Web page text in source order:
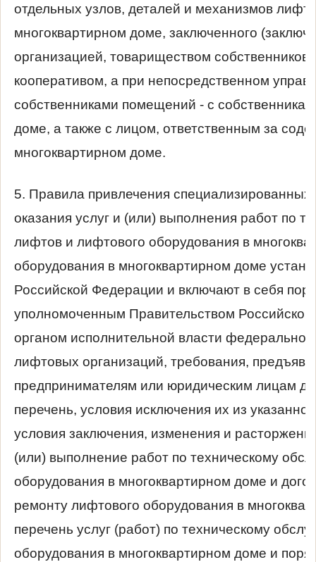
отдельных узлов, деталей и механизмов
многоквартирном доме, заключенного
организацией, товариществом
кооперативом, а при непосредственном
собственниками помещений - с
доме, а также с лицом, ответственным за
многоквартирном доме.
5. Правила привлечения
оказания услуг и (или) выполнения работ по
лифтов и лифтового оборудования в
оборудования в многоквартирном доме
Российской Федерации и включают в себя
уполномоченным Правительством
органом исполнительной власти
лифтовых организаций, требования,
предпринимателям или юридическим лицам
перечень, условия исключения их из
условия заключения, изменения и
(или) выполнение работ по техническому
оборудования в многоквартирном доме и
ремонту лифтового оборудования в
перечень услуг (работ) по техническому
оборудования в многоквартирном доме и